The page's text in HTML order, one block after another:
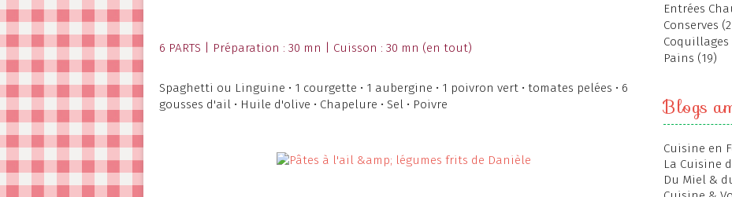
6 PARTS | Préparation : 30 mn | Cuisson : 30 mn (en tout)
Spaghetti ou Linguine • 1 courgette • 1 aubergine • 1 poivron vert • tomates pelées • 6
gousses d'ail • Huile d'olive • Chapelure • Sel • Poivre
Entrées
Conserves
Coquillages
Pains (19)
Blogs
Cuisine en
La Cuisine
Du Miel &